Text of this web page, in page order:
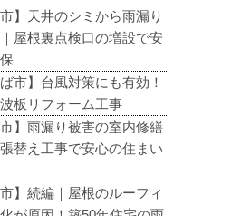
市】天井のシミから雨漏り
屋根裏点検口の増設で安
ば市】台風対策にも有効！
板リフォーム工事
市】雨漏り被害の室内修繕
張替え工事で安心の住まい
市】続編｜屋根のルーフィ